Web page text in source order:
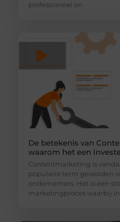
professioneel en
De betekenis van
waarom het een
Contentmarketing is
populaire term geworden
ondernemers. Het is een
marketingproces waarbij